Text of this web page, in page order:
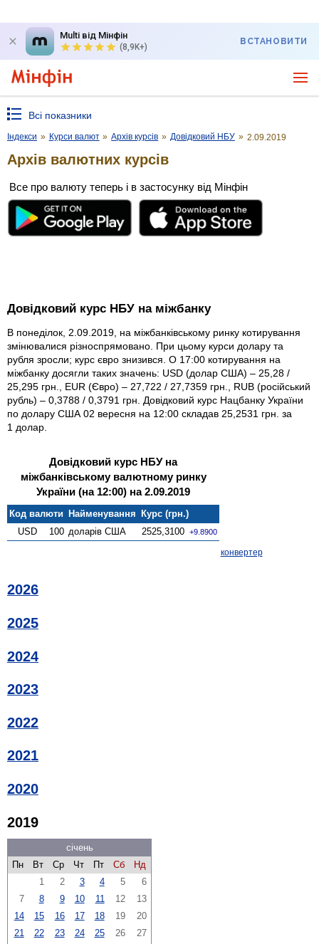
Multi від Мінфін
(8,9K+)
ВСТАНОВИТИ
Всі показники
Індекси » Курси валют » Архів курсів » Довідковий НБУ » 2.09.2019
Архів валютних курсів
Все про валюту теперь і в застосунку від Мінфін
Довідковий курс НБУ на міжбанку
В понеділок, 2.09.2019, на міжбанківському ринку котирування
змінювалися різноспрямовано. При цьому курси долару та
рубля зросли; курс євро знизився. О 17:00 котирування на
міжбанку досягли таких значень: USD (долар США) – 25,28 /
25,295 грн., EUR (Євро) – 27,722 / 27,7359 грн., RUB (російський
рубль) – 0,3788 / 0,3791 грн. Довідковий курс Нацбанку України
по долару США 02 вересня на 12:00 складав 25,2531 грн. за
1 долар.
Довідковий курс НБУ на
міжбанківському валютному ринку
України (на 12:00) на 2.09.2019
Код валюти Найменування
Курс (грн.)
USD
100 доларів США 2525,3100 +9.8900
конвертер
2026
2025
2024
2023
2022
2021
2020
2019
січень
Пн
Вт Ср Чт Пт Сб
Нд
1
2 3 4 5
6
7
8 9 10 11 12
13
14
15 16 17 18 19
20
21
22 23 24 25 26
27